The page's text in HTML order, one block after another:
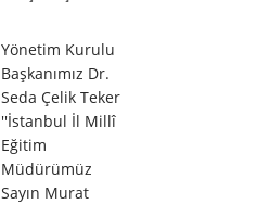
Yönetim Kurulu
Başkanımız Dr.
Seda Çelik Teker
''İstanbul İl Millî
Eğitim
Müdürümüz
Sayın Murat